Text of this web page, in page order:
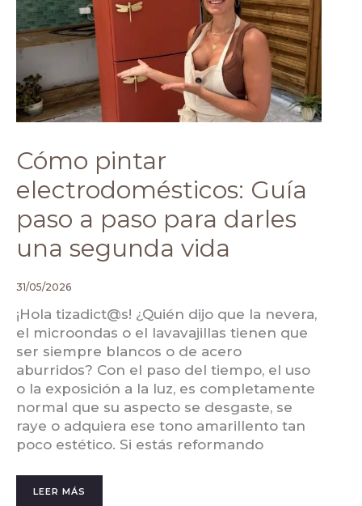
Cómo pintar
electrodomésticos: Guía
paso a paso para darles
una segunda vida
31/05/2026
¡Hola tizadict@s! ¿Quién dijo que la nevera,
el microondas o el lavavajillas tienen que
ser siempre blancos o de acero
aburridos? Con el paso del tiempo, el uso
o la exposición a la luz, es completamente
normal que su aspecto se desgaste, se
raye o adquiera ese tono amarillento tan
poco estético. Si estás reformando
LEER MÁS